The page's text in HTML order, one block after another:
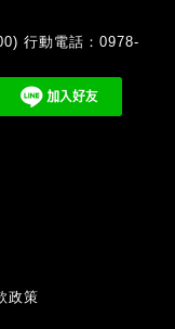
行動電話：0978-
政策